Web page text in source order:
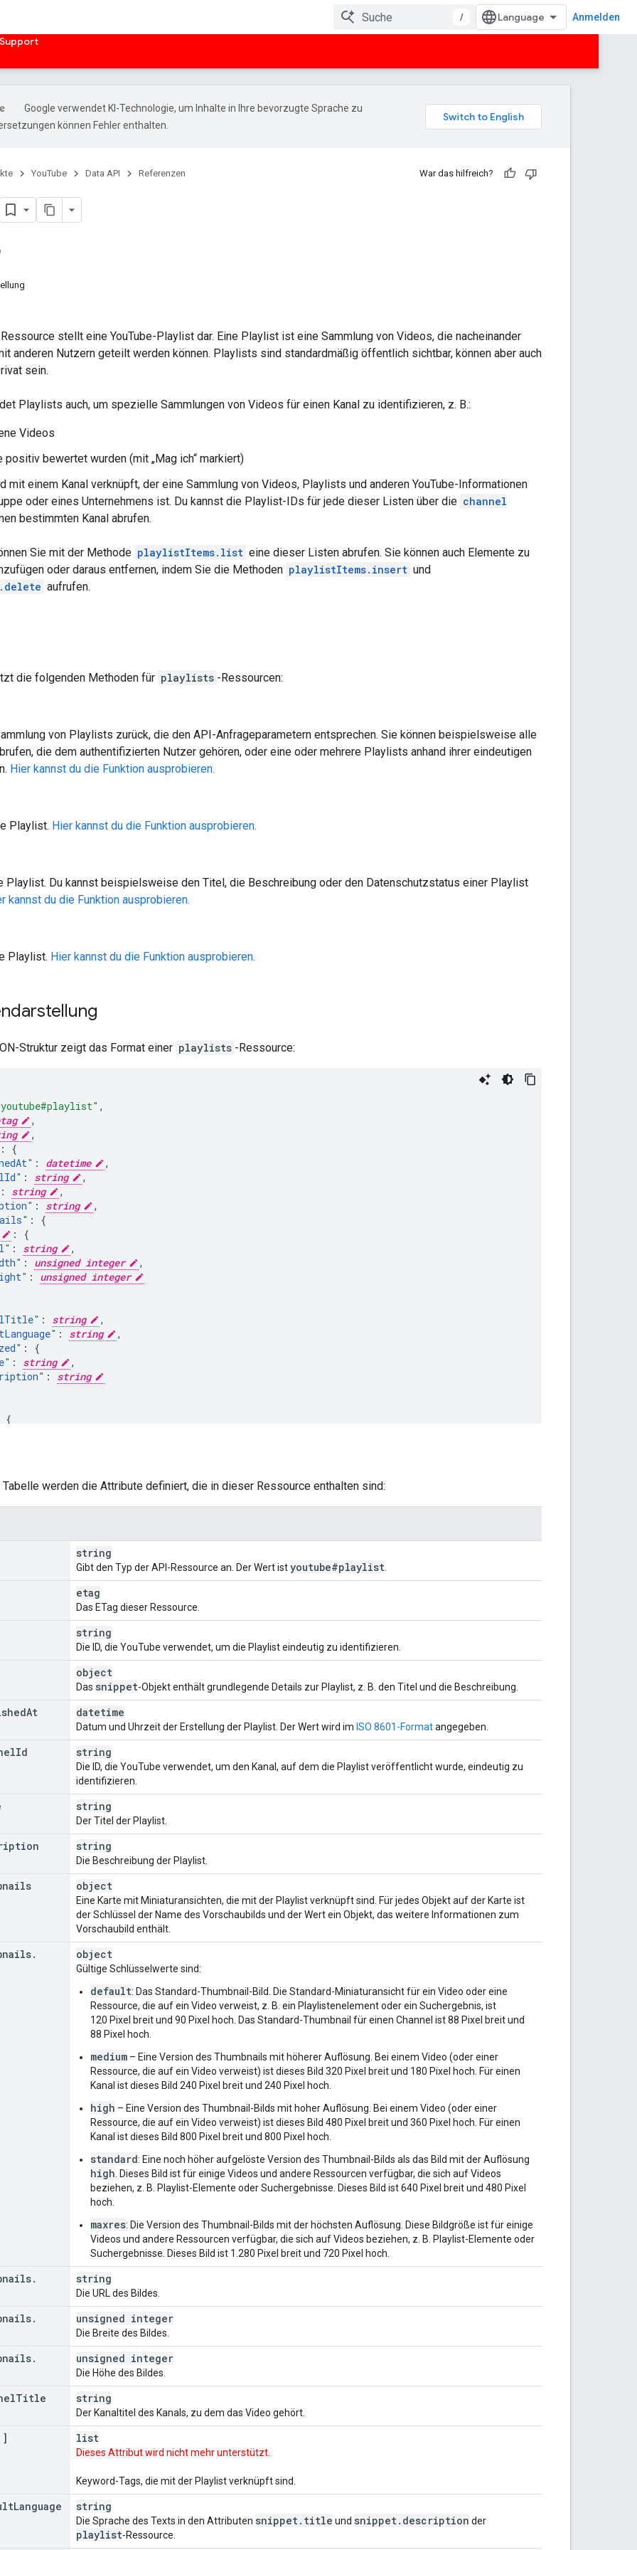
/ Anmelden
Support
Google verwendet KI-Technologie, um Inhalte in Ihre bevorzugte Sprache zu
können Fehler enthalten.
YouTube Data API Referenzen War das hilfreich?
stellt eine YouTube-Playlist dar. Eine Playlist ist eine Sammlung von Videos, die nacheinander
anderen Nutzern geteilt werden können. Playlists sind standardmäßig öffentlich sichtbar, können aber auch
sein.
Playlists auch, um spezielle Sammlungen von Videos für einen Kanal zu identifizieren, z. B.:
Videos
positiv bewertet wurden (mit „Mag ich“ markiert)
mit einem Kanal verknüpft, der eine Sammlung von Videos, Playlists und anderen YouTube-Informationen
oder eines Unternehmens ist. Du kannst die Playlist-IDs für jede dieser Listen über die channel
bestimmten Kanal abrufen.
Sie mit der Methode playlistItems.list eine dieser Listen abrufen. Sie können auch Elemente zu
oder daraus entfernen, indem Sie die Methoden playlistItems.insert und
aufrufen.
die folgenden Methoden für playlists -Ressourcen:
von Playlists zurück, die den API-Anfrageparametern entsprechen. Sie können beispielsweise alle
die dem authentifizierten Nutzer gehören, oder eine oder mehrere Playlists anhand ihrer eindeutigen
Hier kannst du die Funktion ausprobieren.
Playlist. Hier kannst du die Funktion ausprobieren.
Playlist. Du kannst beispielsweise den Titel, die Beschreibung oder den Datenschutzstatus einer Playlist
kannst du die Funktion ausprobieren.
Playlist. Hier kannst du die Funktion ausprobieren.
Struktur zeigt das Format einer playlists -Ressource:
,
,
,
:
" : datetime
,
" : string
,
: string
,
" : string
,
" :
:
" : string
,
" : unsigned integer
,
" :
unsigned integer
" : string
,
" : string
,
" :
" : string
,
" :
string
": unsigned integer
string
Tabelle werden die Attribute definiert, die in dieser Ressource enthalten sind:
string
Gibt den Typ der API-Ressource an. Der Wert istyoutube#playlist
etag
Das ETag dieser Ressource.
string
Die ID, die YouTube verwendet, um die Playlist eindeutig zu identifizieren.
object
Das snippet-Objekt enthält grundlegende Details zur Playlist, z. B. den Titel und die Beschreibung.
At datetime
Datum und Uhrzeit der Erstellung der Playlist. Der Wert wird im ISO 8601-Formatangegeben.
Id string
Die ID, die YouTube verwendet, um den Kanal, auf dem die Playlist veröffentlicht wurde, eindeutig zu
identifizieren.
string
Der Titel der Playlist.
string
Die Beschreibung der Playlist.
object
Eine Karte mit Miniaturansichten, die mit der Playlist verknüpft sind. Für jedes Objekt auf der Karte ist
der Schlüssel der Name des Vorschaubilds und der Wert ein Objekt, das weitere Informationen zum
Vorschaubild enthält.
.
object
Gültige Schlüsselwerte sind:
default: Das Standard-Thumbnail-Bild. Die Standard-Miniaturansicht für ein Video oder eine
Ressource, die auf ein Video verweist, z. B. ein Playlistenelement oder ein Suchergebnis, ist
120 Pixel breit und 90 Pixel hoch. Das Standard-Thumbnail für einen Channel ist 88 Pixel breit und
88 Pixel hoch.
medium – Eine Version des Thumbnails mit höherer Auflösung. Bei einem Video (oder einer
Ressource, die auf ein Video verweist) ist dieses Bild 320 Pixel breit und 180 Pixel hoch. Für einen
Kanal ist dieses Bild 240 Pixel breit und 240 Pixel hoch.
high – Eine Version des Thumbnail-Bilds mit hoher Auflösung. Bei einem Video (oder einer
Ressource, die auf ein Video verweist) ist dieses Bild 480 Pixel breit und 360 Pixel hoch. Für einen
Kanal ist dieses Bild 800 Pixel breit und 800 Pixel hoch.
standard: Eine noch höher aufgelöste Version des Thumbnail-Bilds als das Bild mit der Auflösung
high . Dieses Bild ist für einige Videos und andere Ressourcen verfügbar, die sich auf Videos
beziehen, z. B. Playlist-Elemente oder Suchergebnisse. Dieses Bild ist 640 Pixel breit und 480 Pixel
hoch.
maxres: Die Version des Thumbnail-Bilds mit der höchsten Auflösung. Diese Bildgröße ist für einige
Videos und andere Ressourcen verfügbar, die sich auf Videos beziehen, z. B. Playlist-Elemente oder
Suchergebnisse. Dieses Bild ist 1.280 Pixel breit und 720 Pixel hoch.
.
string
Die URL des Bildes.
.
unsigned integer
Die Breite des Bildes.
.
unsigned integer
Die Höhe des Bildes.
Title string
Der Kanaltitel des Kanals, zu dem das Video gehört.
list
Dieses Attribut wird nicht mehr unterstützt.
Keyword-Tags, die mit der Playlist verknüpft sind.
Language string
Die Sprache des Texts in den Attributen snippet. title und snippet. description der
playlist-Ressource.